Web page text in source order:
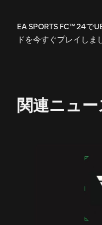
EA SPORTS FC™ 24で
ドを今すぐプレイしま